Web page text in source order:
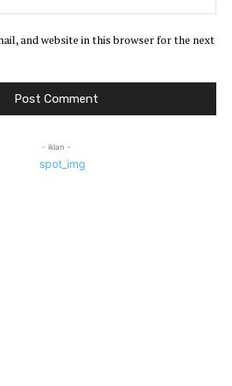
and website in this browser for the next
- iklan -